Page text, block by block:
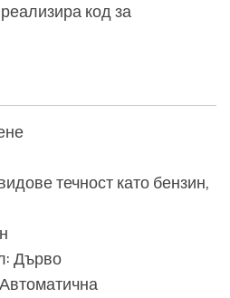
код за
течност като бензин,
Дърво